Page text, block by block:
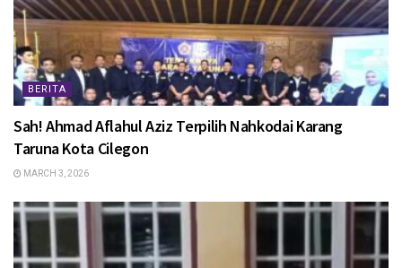
BERITA
Sah! Ahmad Aflahul Aziz Terpilih Nahkodai Karang
Taruna Kota Cilegon
MARCH 3, 2026